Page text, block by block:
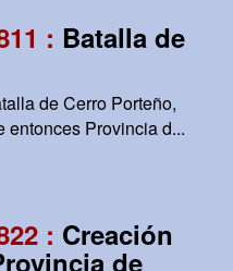
: Batalla de
de Cerro Porteño,
entonces Provincia d...
: Creación
de